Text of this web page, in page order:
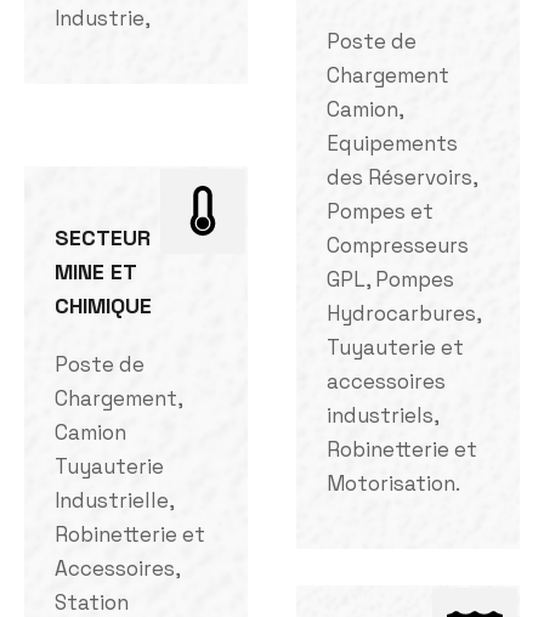
Industrie,
SECTEUR
MINE ET
CHIMIQUE
Poste de
Chargement,
Camion
Tuyauterie
Industrielle,
Robinetterie et
Accessoires,
Station
Poste de
Chargement
Camion,
Equipements
des Réservoirs,
Pompes et
Compresseurs
GPL, Pompes
Hydrocarbures,
Tuyauterie et
accessoires
industriels,
Robinetterie et
Motorisation.